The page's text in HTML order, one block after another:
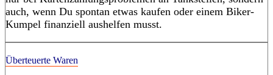
auch, wenn Du spontan etwas kaufen oder einem Biker-
Kumpel finanziell aushelfen musst.
Überteuerte Waren